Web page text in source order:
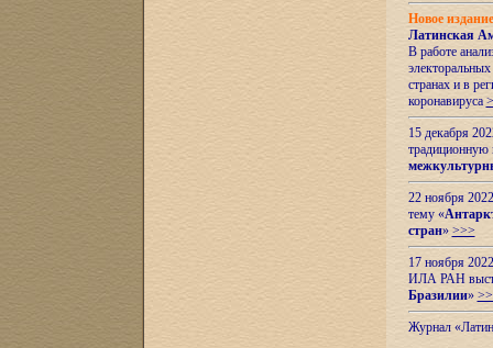
Новое
Латинская
В работе
странах и в
коронавируса
15 декабря
22 ноября
тему «
стран» >>>
17 ноября
ИЛА РАН
Бразилии»
Журнал